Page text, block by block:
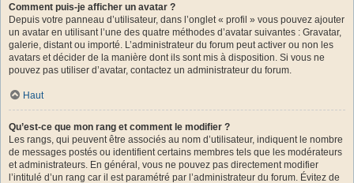
Comment puis-je afficher un avatar ?
Depuis votre panneau d’utilisateur, dans l’onglet « profil » vous pouvez ajouter
un avatar en utilisant l’une des quatre méthodes d’avatar suivantes : Gravatar,
galerie, distant ou importé. L’administrateur du forum peut activer ou non les
avatars et décider de la manière dont ils sont mis à disposition. Si vous ne
pouvez pas utiliser d’avatar, contactez un administrateur du forum.
Haut
Qu’est-ce que mon rang et comment le modifier ?
Les rangs, qui peuvent être associés au nom d’utilisateur, indiquent le nombre
de messages postés ou identifient certains membres tels que les modérateurs
et administrateurs. En général, vous ne pouvez pas directement modifier
l’intitulé d’un rang car il est paramétré par l’administrateur du forum. Évitez de